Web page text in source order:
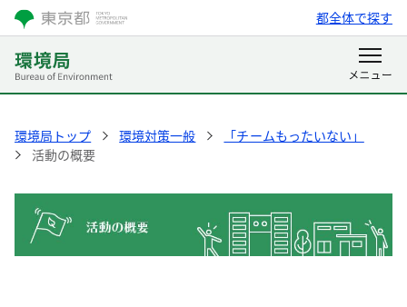
都全体で探す
環境局トップ 環境対策一般
「チームもったいない」
活動の概要